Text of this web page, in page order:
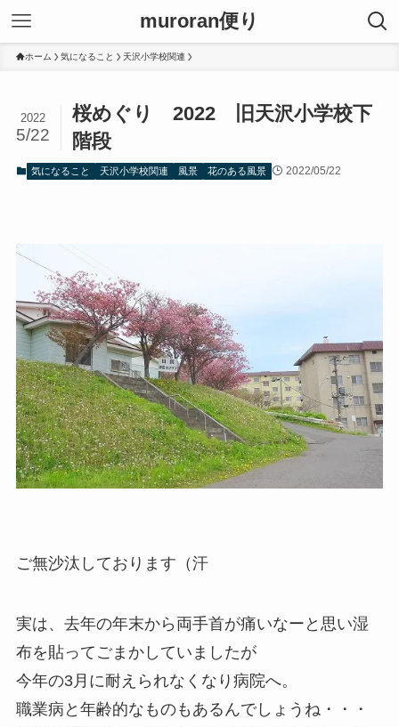
muroran便り
ホーム 気になること 天沢小学校関連
桜めぐり 2022 旧天沢小学校下
階段
2022
5/22
気になること 天沢小学校関連 風景 花のある風景 2022/05/22
ご無沙汰しております（汗
実は、去年の年末から両手首が痛いなーと思い湿
布を貼ってごまかしていましたが
今年の3月に耐えられなくなり病院へ。
職業病と年齢的なものもあるんでしょうね・・・